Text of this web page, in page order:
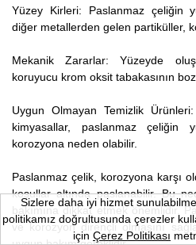
Yüzey Kirleri: Paslanmaz çeliğin
diğer metallerden gelen partiküller,
Mekanik Zararlar: Yüzeyde
koruyucu krom oksit tabakasının
Uygun Olmayan Temizlik
kimyasallar, paslanmaz çeliğin
korozyona neden olabilir.
Paslanmaz çelik, korozyona karşı
koşullar altında paslanabilir. Bu
bakımına dikkat etmek önemlidir.
ve korozyon dirençli olmasını
Sizlere daha iyi hizmet
politikamız doğrultusunda çerezler
için Çerez Politikası